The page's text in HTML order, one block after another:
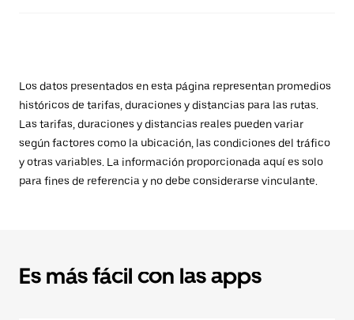
Los datos presentados en esta página representan promedios
históricos de tarifas, duraciones y distancias para las rutas.
Las tarifas, duraciones y distancias reales pueden variar
según factores como la ubicación, las condiciones del tráfico
y otras variables. La información proporcionada aquí es solo
para fines de referencia y no debe considerarse vinculante.
Es más fácil con las apps